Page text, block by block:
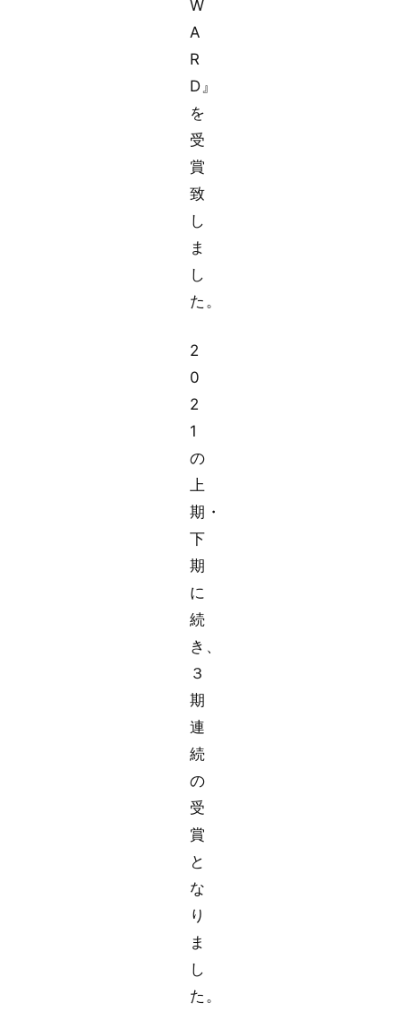
W
A
R
D』
を
受
賞
致
し
ま
し
た。
2
0
2
1
の
上
期・
下
期
に
続
き、
３
期
連
続
の
受
賞
と
な
り
ま
し
た。